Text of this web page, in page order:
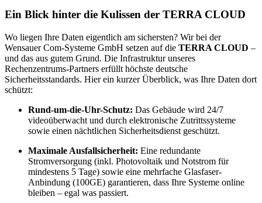
Ein Blick hinter die Kulissen der TERRA CLOUD
Wo liegen Ihre Daten eigentlich am sichersten? Wir bei der
Wensauer Com-Systeme GmbH setzen auf die TERRA CLOUD –
und das aus gutem Grund. Die Infrastruktur unseres
Rechenzentrums-Partners erfüllt höchste deutsche
Sicherheitsstandards. Hier ein kurzer Überblick, was Ihre Daten dort
schützt:
Rund-um-die-Uhr-Schutz: Das Gebäude wird 24/7
videoüberwacht und durch elektronische Zutrittssysteme
sowie einen nächtlichen Sicherheitsdienst geschützt.
Maximale Ausfallsicherheit: Eine redundante
Stromversorgung (inkl. Photovoltaik und Notstrom für
mindestens 5 Tage) sowie eine mehrfache Glasfaser-
Anbindung (100GE) garantieren, dass Ihre Systeme online
bleiben – egal was passiert.